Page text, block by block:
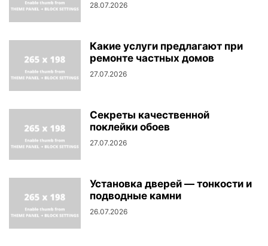
28.07.2026
Какие услуги предлагают при
ремонте частных домов
27.07.2026
Секреты качественной
поклейки обоев
27.07.2026
Установка дверей — тонкости и
подводные камни
26.07.2026